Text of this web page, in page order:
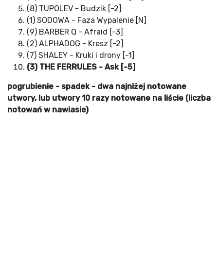
(8) TUPOLEV - Budzik [-2]
(1) SODOWA - Faza Wypalenie [N]
(9) BARBER Q - Afraid [-3]
(2) ALPHADOG - Kresz [-2]
(7) SHALEY - Kruki i drony [-1]
(3) THE FERRULES - Ask [-5]
pogrubienie - spadek - dwa najniżej notowane
utwory, lub utwory 10 razy notowane na liście (liczba
notowań w nawiasie)